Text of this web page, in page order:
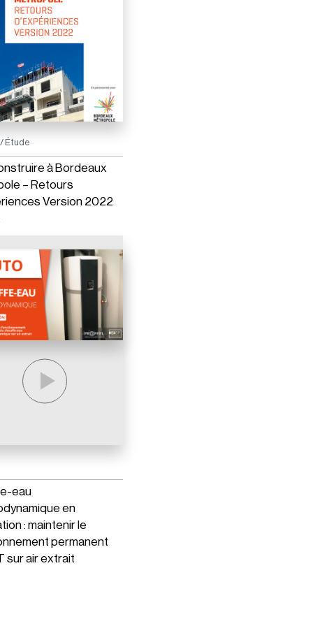
Étude
à Bordeaux
– Retours
Version 2022
eau
en
: maintenir le
permanent
sur air extrait